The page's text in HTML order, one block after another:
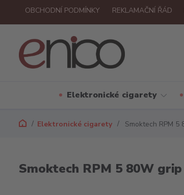
OBCHODNÍ PODMÍNKY REKLAMAČNÍ ŘÁD
Elektronické cigarety
Elektronické cigarety Smoktech RPM 5
Smoktech RPM 5 80W